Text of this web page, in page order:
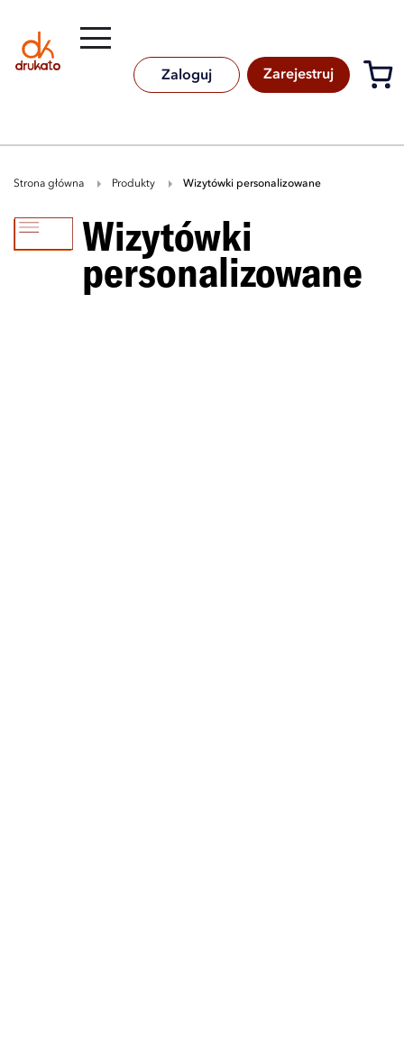
AA
B
Zaloguj
Zarejestruj
Rozwiń
Strona główna Produkty wizytówki personalizowane
wizytówki
personalizowane